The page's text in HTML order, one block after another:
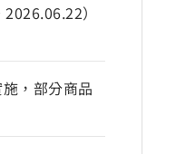
）
，部分商品